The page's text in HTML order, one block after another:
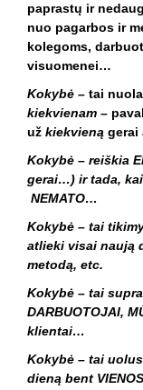
paprastų ir
nuo pagarbos ir
kolegoms,
visuomenei…
Kokybė – tai
kiekvienam –
už kiekvieną gerai
Kokybė – reiškia
gerai…) ir tada, kai
NEMATO…
Kokybė – tai
atlieki visai naują
metodą, etc.
Kokybė – tai
DARBUOTOJAI,
klientai…
Kokybė – tai
dieną bent